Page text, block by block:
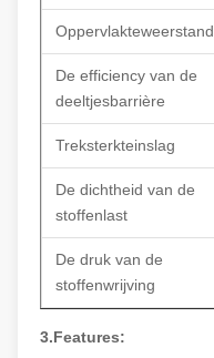
Oppervlakteweerstand
De efficiency van de
deeltjesbarrière
Treksterkteinslag
De dichtheid van de
stoffenlast
De druk van de
stoffenwrijving
3.Features: